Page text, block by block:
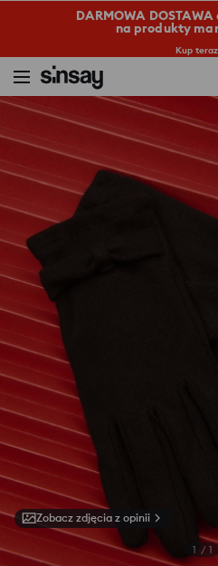
DARMOWA
na produkty
Kup teraz
Sinsay Kobieta Torby i dodatki
Zobacz zdjęcia z opinii
1 / 1